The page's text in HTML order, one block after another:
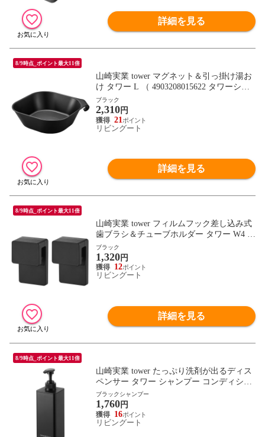
詳細を見る
8/9時点_ポイント最大11倍
山崎実業 tower マグネット＆引っ掛け湯お
け タワー L （ 4903208015622 タワーシリ
ーズ 湯おけ おけ 風呂桶 マグネット 洗面
器 風呂おけ 磁石 桶 吊り下げ 引っ掛け 壁
面 バス 収納 壁 風呂 浮かせて収納 浮かせ
る収納 四角形 ） 【ブラック】
ブラック
2,310円
21
リビングート
詳細を見る
8/9時点_ポイント最大11倍
山崎実業 tower フィルムフック差し込み式
歯ブラシ＆チューブホルダー タワー W4 2
個組 （ 4903208014939 タワーシリーズ フ
ィルムフック 差し込み式 2個 歯ブラシ＆
チューブ ホルダー 差し込み ） 【ブラッ
ク】
ブラック
1,320円
12
リビングート
詳細を見る
8/9時点_ポイント最大11倍
山崎実業 tower たっぷり洗剤が出るディス
ペンサー タワー シャンプー コンディショ
ナー ボディーソープ （ 4903208015387 デ
ィスペンサー ボトル タワーシリーズ シャ
ンプーディスペンサー 詰め替え シャンプ
ーボトル 洗剤 ） 【ブラックシャンプー】
ブラックシャンプー
1,760円
16
リビングート